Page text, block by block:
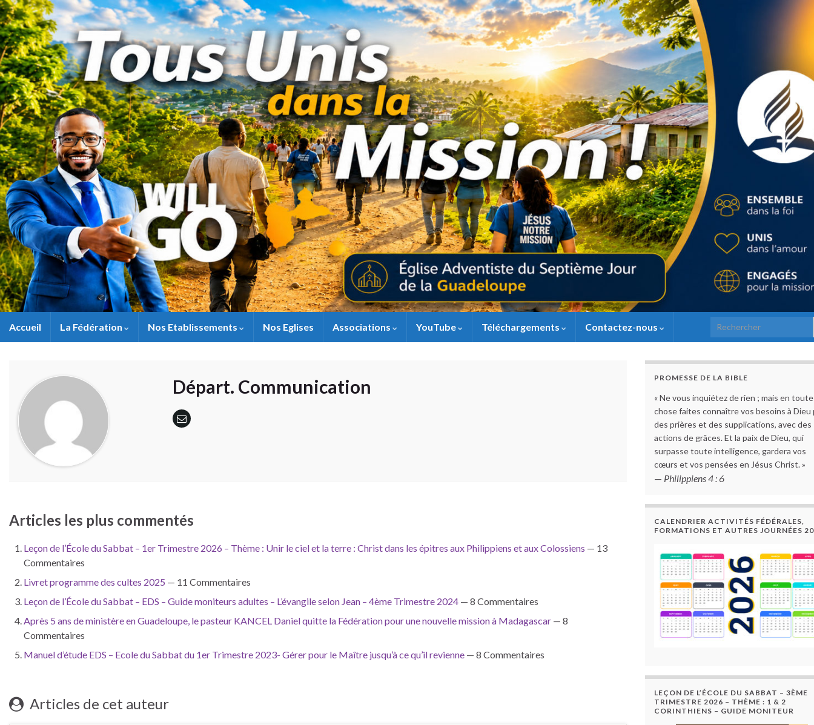
Accueil La Fédération Nos Etablissements Nos Eglises Associations YouTube Téléchargements Contactez-nous Search for:
Départ. Communication
Articles les plus commentés
Leçon de l’École du Sabbat – 1er Trimestre 2026 – Thème : Unir le ciel et la terre : Christ dans les épitres aux Philippiens et aux Colossiens — 13
Commentaires
Livret programme des cultes 2025 — 11 Commentaires
Leçon de l’École du Sabbat – EDS – Guide moniteurs adultes – L’évangile selon Jean – 4ème Trimestre 2024 — 8 Commentaires
Après 5 ans de ministère en Guadeloupe, le pasteur KANCEL Daniel quitte la Fédération pour une nouvelle mission à Madagascar — 8
Commentaires
Manuel d’étude EDS – Ecole du Sabbat du 1er Trimestre 2023- Gérer pour le Maître jusqu’à ce qu’il revienne — 8 Commentaires
Articles de cet auteur
PROMESSE DE LA BIBLE
« Ne vous inquiétez de rien ; mais en toute
chose faites connaître vos besoins à Dieu
des prières et des supplications, avec des
actions de grâces. Et la paix de Dieu, qui
surpasse toute intelligence, gardera vos
cœurs et vos pensées en Jésus Christ. »
— Philippiens 4 : 6
CALENDRIER ACTIVITÉS FÉDÉRALES,
FORMATIONS ET AUTRES JOURNÉES
LEÇON DE L’ÉCOLE DU SABBAT – 3ÈME
TRIMESTRE 2026 – THÈME : 1 & 2
CORINTHIENS – GUIDE MONITEUR